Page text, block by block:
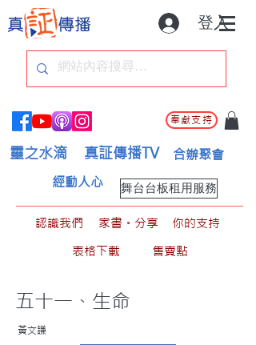
登入
奉獻支持
靈之水滴 真証傳播TV 合辦聚會
舞台台板租用服務
經動人心
認識我們 家書。分享
你的支持
表格下載
售賣點
五十一、生命
黃文謙